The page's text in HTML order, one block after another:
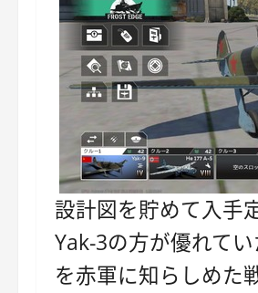
設計図を貯めて入手
Yak-3の方が優れて
を赤軍に知らしめた